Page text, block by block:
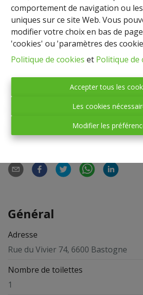
comportement de navigation ou
uniques sur ce site Web. Vous
modifier votre choix en bas de
'cookies' ou 'paramètres des
Politique de cookies et Politique
Accepter tous les
Les cookies
Modifier les
mois hors charge.
Très belle situation au centre de
de Bastogne. LIbre d'occupation.
Surface pouvant également
profession libérale : bureau -
cabinet médical, etc.
Belle visibilité, parking aisé à
Partager
Général
Adresse
Rue du Vivier 74, 6600 Bastogne
Nombre de toilettes
1